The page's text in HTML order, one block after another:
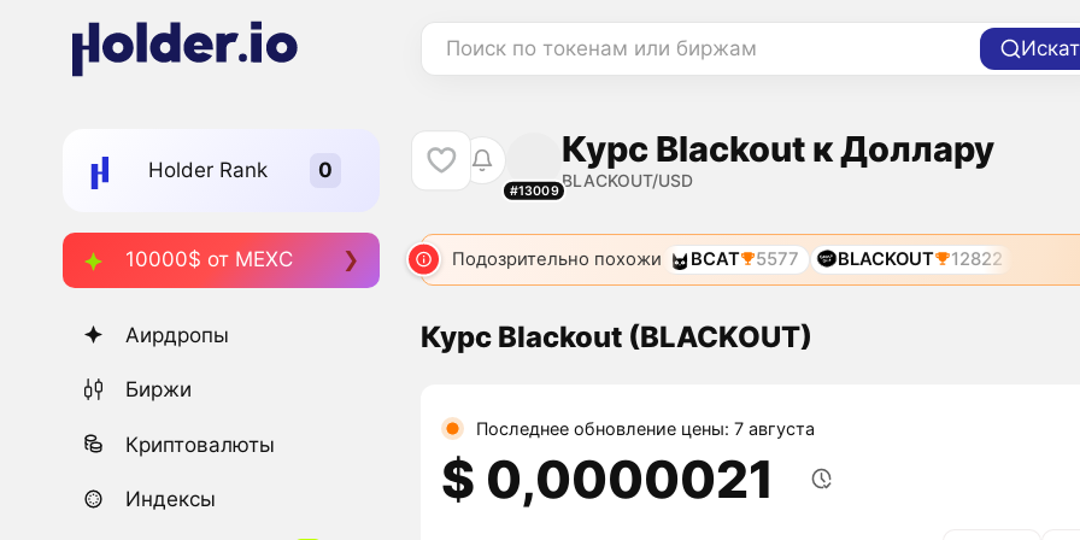
Поиск по токенам или биржам
Holder Rank
10000$ от MEXC
Аирдропы
Биржи
Криптовалюты
Индексы
#13009
Курс Blackout к Доллару
BLACKOUT/USD
Подозрительно похожи BCAT 5577 BLACKOUT 12822
Курс Blackout (BLACKOUT)
Последнее обновление цены: 7 августа
$ 0,0000021